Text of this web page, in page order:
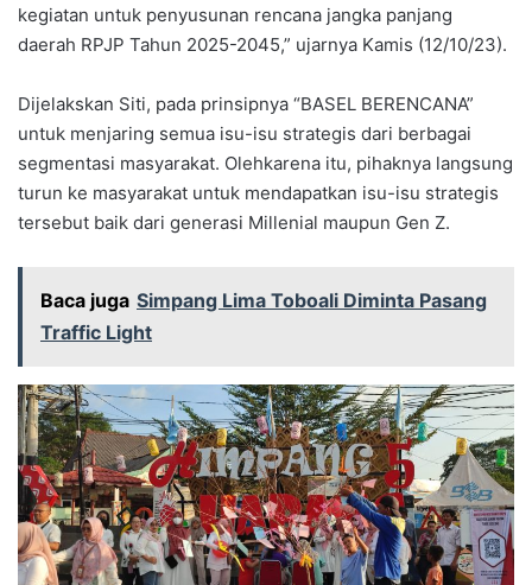
kegiatan untuk penyusunan rencana jangka panjang
daerah RPJP Tahun 2025-2045,” ujarnya Kamis (12/10/23).
Dijelakskan Siti, pada prinsipnya “BASEL BERENCANA”
untuk menjaring semua isu-isu strategis dari berbagai
segmentasi masyarakat. Olehkarena itu, pihaknya langsung
turun ke masyarakat untuk mendapatkan isu-isu strategis
tersebut baik dari generasi Millenial maupun Gen Z.
Baca juga Simpang Lima Toboali Diminta Pasang
Traffic Light